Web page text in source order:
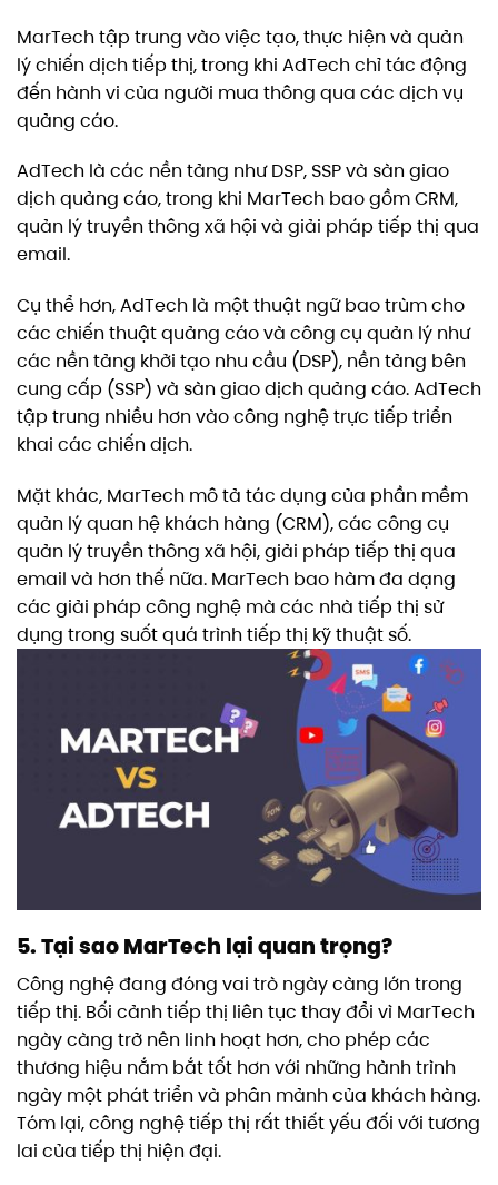
MarTech tập trung vào việc tạo, thực hiện và quản
lý chiến dịch tiếp thị, trong khi AdTech chỉ tác động
đến hành vi của người mua thông qua các dịch vụ
quảng cáo.
AdTech là các nền tảng như DSP, SSP và sàn giao
dịch quảng cáo, trong khi MarTech bao gồm CRM,
quản lý truyền thông xã hội và giải pháp tiếp thị qua
email.
Cụ thể hơn, AdTech là một thuật ngữ bao trùm cho
các chiến thuật quảng cáo và công cụ quản lý như
các nền tảng khởi tạo nhu cầu (DSP), nền tảng bên
cung cấp (SSP) và sàn giao dịch quảng cáo. AdTech
tập trung nhiều hơn vào công nghệ trực tiếp triển
khai các chiến dịch.
Mặt khác, MarTech mô tả tác dụng của phần mềm
quản lý quan hệ khách hàng (CRM), các công cụ
quản lý truyền thông xã hội, giải pháp tiếp thị qua
email và hơn thế nữa. MarTech bao hàm đa dạng
các giải pháp công nghệ mà các nhà tiếp thị sử
dụng trong suốt quá trình tiếp thị kỹ thuật số.
5. Tại sao MarTech lại quan trọng?
Công nghệ đang đóng vai trò ngày càng lớn trong
tiếp thị. Bối cảnh tiếp thị liên tục thay đổi vì MarTech
ngày càng trở nên linh hoạt hơn, cho phép các
thương hiệu nắm bắt tốt hơn với những hành trình
ngày một phát triển và phân mảnh của khách hàng.
Tóm lại, công nghệ tiếp thị rất thiết yếu đối với tương
lai của tiếp thị hiện đại.